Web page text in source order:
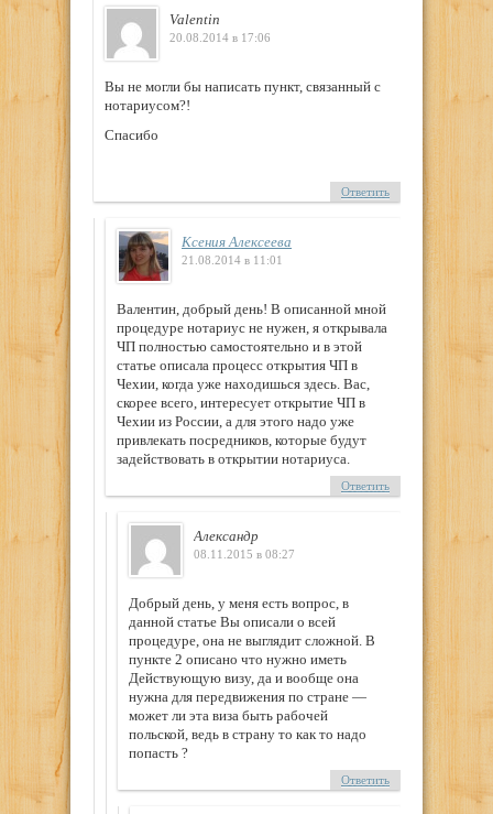
Valentin
20.08.2014 в 17:06
Вы не могли бы написать пункт, связанный с
нотариусом?!
Спасибо
Ответить
Ксения Алексеева
21.08.2014 в 11:01
Валентин, добрый день! В описанной мной
процедуре нотариус не нужен, я открывала
ЧП полностью самостоятельно и в этой
статье описала процесс открытия ЧП в
Чехии, когда уже находишься здесь. Вас,
скорее всего, интересует открытие ЧП в
Чехии из России, а для этого надо уже
привлекать посредников, которые будут
задействовать в открытии нотариуса.
Ответить
Александр
08.11.2015 в 08:27
Добрый день, у меня есть вопрос, в
данной статье Вы описали о всей
процедуре, она не выглядит сложной. В
пункте 2 описано что нужно иметь
Действующую визу, да и вообще она
нужна для передвижения по стране —
может ли эта виза быть рабочей
польской, ведь в страну то как то надо
попасть ?
Ответить